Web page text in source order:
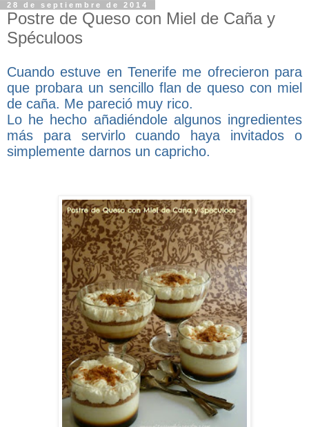
28 de septiembre de 2014
Postre de Queso con Miel de Caña y
Spéculoos
Cuando estuve en Tenerife me ofrecieron para
que probara un sencillo flan de queso con miel
de caña. Me pareció muy rico.
Lo he hecho añadiéndole algunos ingredientes
más para servirlo cuando haya invitados o
simplemente darnos un capricho.